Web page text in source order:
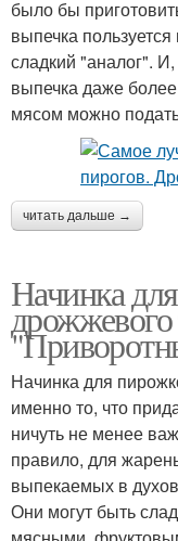
было бы
выпечка
сладкий "аналог".
выпечка даже
мясом можно
читать дальше →
Начинка
Начинка для
именно то, что
ничуть не менее
правило, для
выпекаемых в
Они могут быть